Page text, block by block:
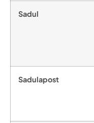
Sadul
Sadulapost